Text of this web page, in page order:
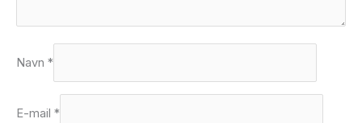
Navn *
E-mail *